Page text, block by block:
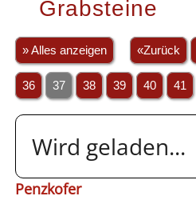
Grabsteine
» Alles anzeigen «Zurück
36 37 38 39 40 41
Wird geladen...
Penzkofer